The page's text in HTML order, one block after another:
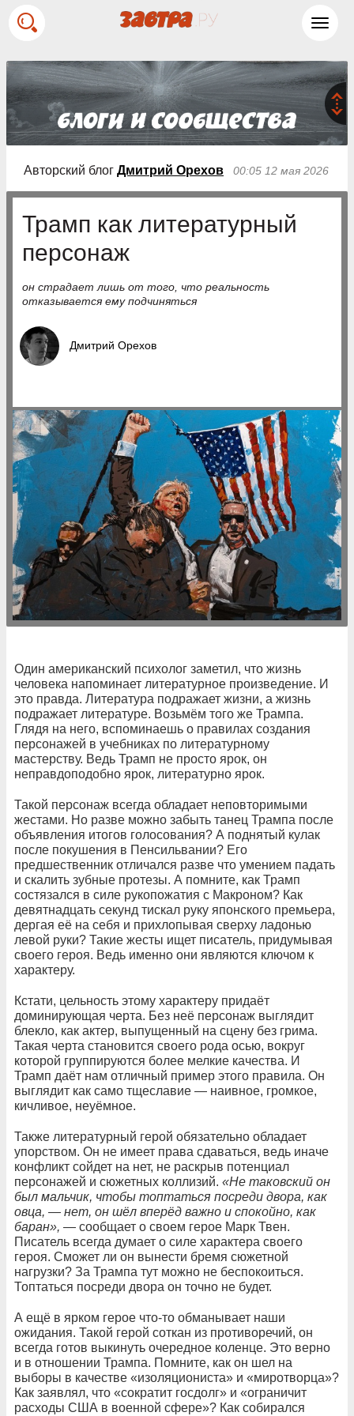
Авторский блог Дмитрий Орехов 00:05 12 мая 2026
Трамп как литературный
персонаж
он страдает лишь от того, что реальность
отказывается ему подчиняться
Дмитрий Орехов
Один американский психолог заметил, что жизнь
человека напоминает литературное произведение. И
это правда. Литература подражает жизни, а жизнь
подражает литературе. Возьмём того же Трампа.
Глядя на него, вспоминаешь о правилах создания
персонажей в учебниках по литературному
мастерству. Ведь Трамп не просто ярок, он
неправдоподобно ярок, литературно ярок.
Такой персонаж всегда обладает неповторимыми
жестами. Но разве можно забыть танец Трампа после
объявления итогов голосования? А поднятый кулак
после покушения в Пенсильвании? Его
предшественник отличался разве что умением падать
и скалить зубные протезы. А помните, как Трамп
состязался в силе рукопожатия с Макроном? Как
девятнадцать секунд тискал руку японского премьера,
дергая её на себя и прихлопывая сверху ладонью
левой руки? Такие жесты ищет писатель, придумывая
своего героя. Ведь именно они являются ключом к
характеру.
Кстати, цельность этому характеру придаёт
доминирующая черта. Без неё персонаж выглядит
блекло, как актер, выпущенный на сцену без грима.
Такая черта становится своего рода осью, вокруг
которой группируются более мелкие качества. И
Трамп даёт нам отличный пример этого правила. Он
выглядит как само тщеславие — наивное, громкое,
кичливое, неуёмное.
Также литературный герой обязательно обладает
упорством. Он не имеет права сдаваться, ведь иначе
конфликт сойдет на нет, не раскрыв потенциал
персонажей и сюжетных коллизий. «Не таковский он
был мальчик, чтобы топтаться посреди двора, как
овца, — нет, он шёл вперёд важно и спокойно, как
баран», — сообщает о своем герое Марк Твен.
Писатель всегда думает о силе характера своего
героя. Сможет ли он вынести бремя сюжетной
нагрузки? За Трампа тут можно не беспокоиться.
Топтаться посреди двора он точно не будет.
А ещё в ярком герое что-то обманывает наши
ожидания. Такой герой соткан из противоречий, он
всегда готов выкинуть очередное коленце. Это верно
и в отношении Трампа. Помните, как он шел на
выборы в качестве «изоляциониста» и «миротворца»?
Как заявлял, что «сократит госдолг» и «ограничит
расходы США в военной сфере»? Как собирался